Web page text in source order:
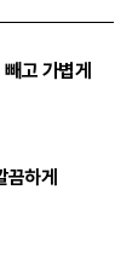
고 가볍게
하게